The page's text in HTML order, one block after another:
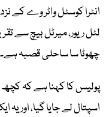
انٹرا کوسٹل واٹر وے کے
چھوٹا سا ساحلی قصبہ ہے۔
پولیس کا کہنا ہے کہ کچھ
اسپتال لے جایا گیا، اور